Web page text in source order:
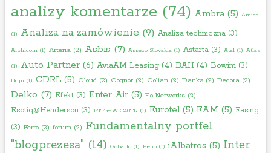
a
w
e
p
r
z
k
a
c
h
analizy komentarze (74) Ambra(5) Amica
(1) Analiza na zamówienie (9) Analiza techniczna(3)
Archicom(1) Arteria(2) Asbis (7) Asseco Slovakia(1) Astarta(3) Atal(1) Atlas
(1) Auto Partner(6) AviaAM Leasing(4) BAH (4) Bowim(3)
Briju(1) CDRL(5) Cloud(2) Cognor(2) Colian(2) Danks(2) Decora(2)
Delko (7) Efekt(3) Enter Air(5) Eo Networks(2)
Esotiq@Henderson(3) ETF mWIG40TR(1) Eurotel(5) FAM (5) Fasing
(3) Ferro(2) forum(2) Fundamentalny portfel
"blogprezesa" (14) Gobarto(1) Helio(1) iAlbatros (5) Inter